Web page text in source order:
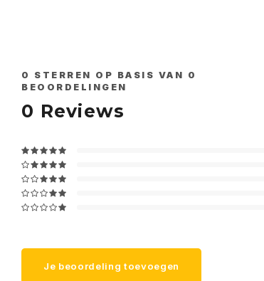
0 STERREN OP BASIS VAN 0
BEOORDELINGEN
0 Reviews
Je beoordeling toevoegen